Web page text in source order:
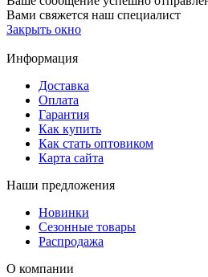
Вами свяжется наш специалист
Закрыть окно
Информация
Доставка
Оплата
Гарантия
Как купить
Как стать оптовиком
Карта сайта
Наши предложения
Новинки
Сезонные товары
Распродажа
О компании